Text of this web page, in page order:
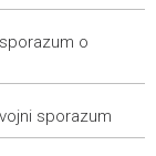
in Grude,
s
o
sporazum